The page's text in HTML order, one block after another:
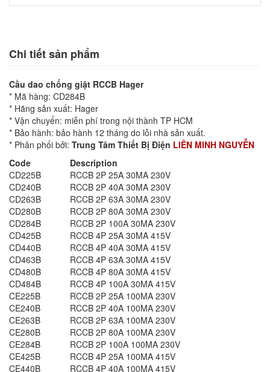
Chi tiết sản phẩm
Cầu dao chống giật RCCB Hager
* Mã hàng: CD284B
* Hãng sản xuất: Hager
* Vận chuyển: miễn phí trong nội thành TP HCM
* Bảo hành: bảo hành 12 tháng do lỗi nhà sản xuất.
* Phân phối bởi: Trung Tâm Thiết Bị Điện LIÊN MINH NGUYỄN
Code
Description
CD225B
RCCB 2P 25A 30MA 230V
CD240B
RCCB 2P 40A 30MA 230V
CD263B
RCCB 2P 63A 30MA 230V
CD280B
RCCB 2P 80A 30MA 230V
CD284B
RCCB 2P 100A 30MA 230V
CD425B
RCCB 4P 25A 30MA 415V
CD440B
RCCB 4P 40A 30MA 415V
CD463B
RCCB 4P 63A 30MA 415V
CD480B
RCCB 4P 80A 30MA 415V
CD484B
RCCB 4P 100A 30MA 415V
CE225B
RCCB 2P 25A 100MA 230V
CE240B
RCCB 2P 40A 100MA 230V
CE263B
RCCB 2P 63A 100MA 230V
CE280B
RCCB 2P 80A 100MA 230V
CE284B
RCCB 2P 100A 100MA 230V
CE425B
RCCB 4P 25A 100MA 415V
CE440B
RCCB 4P 40A 100MA 415V